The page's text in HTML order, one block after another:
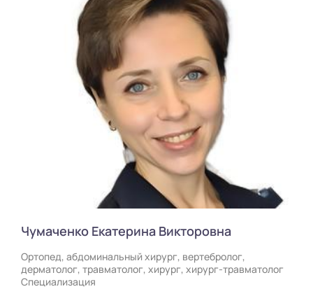
Чумаченко Екатерина Викторовна
Ортопед, абдоминальный хирург, вертебролог,
дерматолог, травматолог, хирург, хирург-травматолог
Специализация